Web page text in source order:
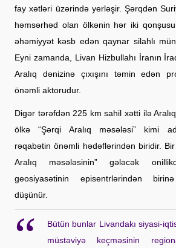
fay xətləri üzərində yerləşir. Şərqdən
həmsərhəd olan ölkənin hər iki
əhəmiyyət kəsb edən qaynar silahlı
Eyni zamanda, Livan Hizbullahı İranın
Aralıq dənizinə çıxışını təmin edən
önəmli aktorudur.
Digər tərəfdən 225 km sahil xətti ilə
ölkə “Şərqi Aralıq məsələsi” kimi
rəqabətin önəmli hədəflərindən biridir. Bir
Aralıq məsələsinin” gələcək
geosiyasətinin episentrlərindən
düşünür.
Bütün bunlar Livandakı siyasi-
müstəviyə keçməsinin